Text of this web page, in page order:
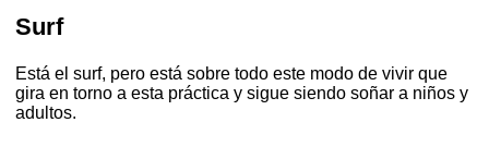
Deslizamiento Surf Lugares Federación Francesa de Surf
Perdido en el oleaje Tabla de surf Surfrider
Surf
Está el surf, pero está sobre todo este modo de vivir que
gira en torno a esta práctica y sigue siendo soñar a niños y
adultos.